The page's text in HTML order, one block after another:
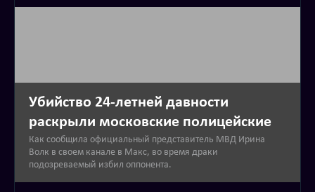
Убийство 24-летней давности
раскрыли московские полицейские
Как сообщила официальный представитель МВД Ирина
Волк в своем канале в Макс, во время драки
подозреваемый избил оппонента.